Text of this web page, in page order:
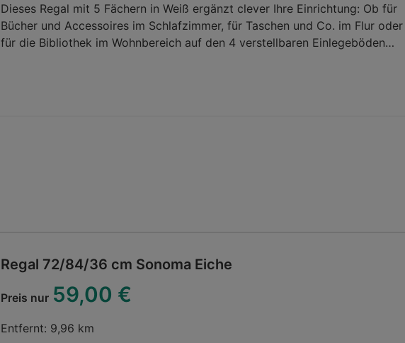
Dieses Regal mit 5 Fächern in Weiß ergänzt clever Ihre Einrichtung: Ob für
Bücher und Accessoires im Schlafzimmer, für Taschen und Co. im Flur oder
für die Bibliothek im Wohnbereich auf den 4 verstellbaren Einlegeböden
Regal 72/84/36 cm Sonoma Eiche
Preis nur 59,00 €
Entfernt: 9,96 km